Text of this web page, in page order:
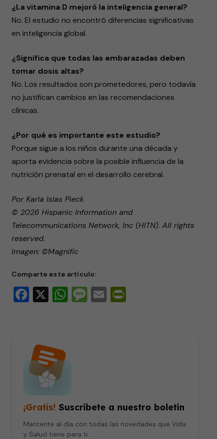
¿La vitamina D mejoró la inteligencia general?
No. El estudio no encontró diferencias significativas
en inteligencia global.
¿Significa que todas las embarazadas deben
tomar dosis altas?
No. Los resultados son prometedores, pero todavía
no justifican cambios en las recomendaciones
clínicas.
¿Por qué es importante este estudio?
Porque sigue a los niños durante una década y
aporta evidencia sobre la posible influencia de la
nutrición prenatal en el desarrollo cerebral.
Por Karla Islas Pieck
© 2026 Hispanic Information and
Telecommunications Network, Inc (HITN). All rights
reserved.
Imagen: ©Magnific
Comparte este artículo:
Facebook
X WhatsApp
Message
Email
¡Gratis! Suscríbete a nuestro boletín
Mantente al día con todas las novedades que Vida
y Salud tiene para ti.